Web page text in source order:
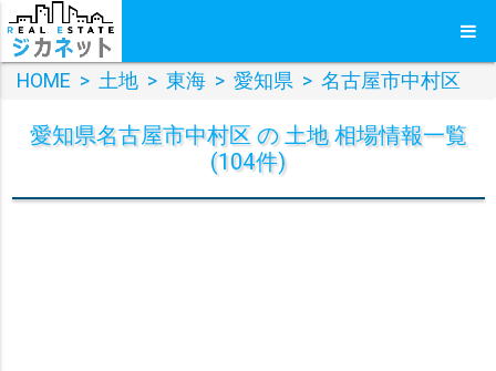
HOME > 土地 > 東海 > 愛知県 > 名古屋市中村区
愛知県名古屋市中村区 の 土地 相場情報一覧
(104件)